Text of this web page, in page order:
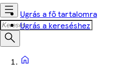
Ugrás a fő tartalomra
Ugrás a kereséshez